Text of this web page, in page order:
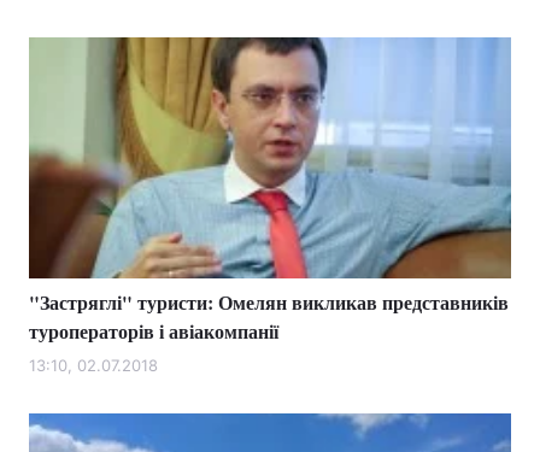
"Застряглі" туристи: Омелян викликав представників
туроператорів і авіакомпанії
13:10, 02.07.2018